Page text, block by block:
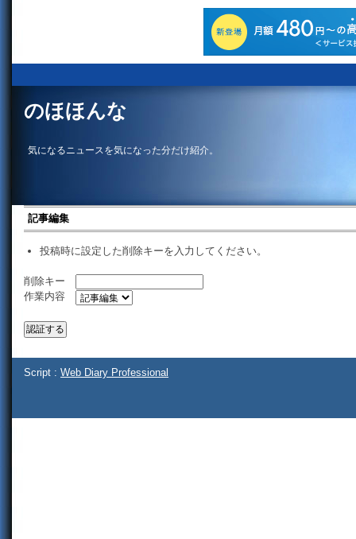
のほほんな
気になるニュースを気になった分だけ紹介。
記事編集
投稿時に設定した削除キーを入力してください。
削除キー
作業内容
Script : Web Diary Professional